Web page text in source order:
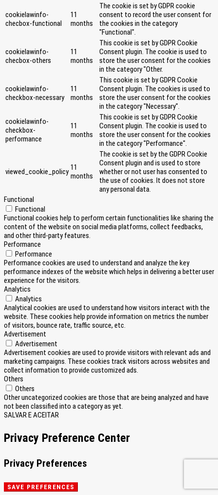
cookielawinfo-
checbox-functional
11
months
The cookie is set by GDPR cookie
consent to record the user consent for
the cookies in the category
"Functional".
cookielawinfo-
checbox-others
11
months
This cookie is set by GDPR Cookie
Consent plugin. The cookie is used to
store the user consent for the cookies
in the category "Other.
cookielawinfo-
checkbox-necessary
11
months
This cookie is set by GDPR Cookie
Consent plugin. The cookies is used to
store the user consent for the cookies
in the category "Necessary".
cookielawinfo-
checkbox-
performance
11
months
This cookie is set by GDPR Cookie
Consent plugin. The cookie is used to
store the user consent for the cookies
in the category "Performance".
viewed_cookie_policy 11
months
The cookie is set by the GDPR Cookie
Consent plugin and is used to store
whether or not user has consented to
the use of cookies. It does not store
any personal data.
Functional
Functional
Functional cookies help to perform certain functionalities like sharing the
content of the website on social media platforms, collect feedbacks,
and other third-party features.
Performance
Performance
Performance cookies are used to understand and analyze the key
performance indexes of the website which helps in delivering a better user
experience for the visitors.
Analytics
Analytics
Analytical cookies are used to understand how visitors interact with the
website. These cookies help provide information on metrics the number
of visitors, bounce rate, traffic source, etc.
Advertisement
Advertisement
Advertisement cookies are used to provide visitors with relevant ads and
marketing campaigns. These cookies track visitors across websites and
collect information to provide customized ads.
Others
Others
Other uncategorized cookies are those that are being analyzed and have
not been classified into a category as yet.
SALVAR E ACEITAR
Privacy Preference Center
Privacy Preferences